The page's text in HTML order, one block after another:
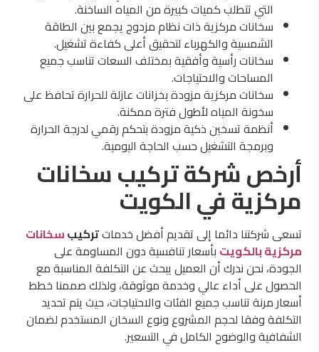
التي تتطلب كميات كبيرة من المياه الساخنة.
سخانات مركزية ذات نظام مزدوج يجمع بين الطاقة
الشمسية والكهرباء لتحقيق أعلى كفاءة تشغيل.
سخانات رأسية وأفقية بمختلف السعات تناسب جميع
المساحات والاحتياجات.
سخانات مركزية مزودة بخزانات عازلة للحرارة تحافظ على
سخونة المياه لأطول فترة ممكنة.
أنظمة تسخين ذكية مزودة بتحكم رقمي لدرجة الحرارة
وبرمجة التشغيل حسب الحاجة اليومية.
أرخص شركة تركيب سخانات
مركزية في الكويت
تسعى شركتنا دائما إلى تقديم أفضل خدماتتركيبسخانات
مركزية بالكويت بأسعار تنافسية دون المساومة على
الجودة، نحن ندرك أن العميل يبحث عن التكلفة المناسبة مع
الحصول على أداء عالي وخدمة موثوقة، ولذلك صممنا خطط
أسعار مرنة تناسب جميع الفئات والاحتياجات، حيث يتم تحديد
التكلفة وفقا لحجم المشروع ونوع السخان المستخدم لضمان
الشفافية والوضوح الكامل في التسعير.